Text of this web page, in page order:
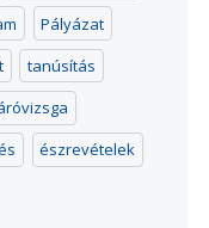
Pályázat
tanúsítás
észrevételek